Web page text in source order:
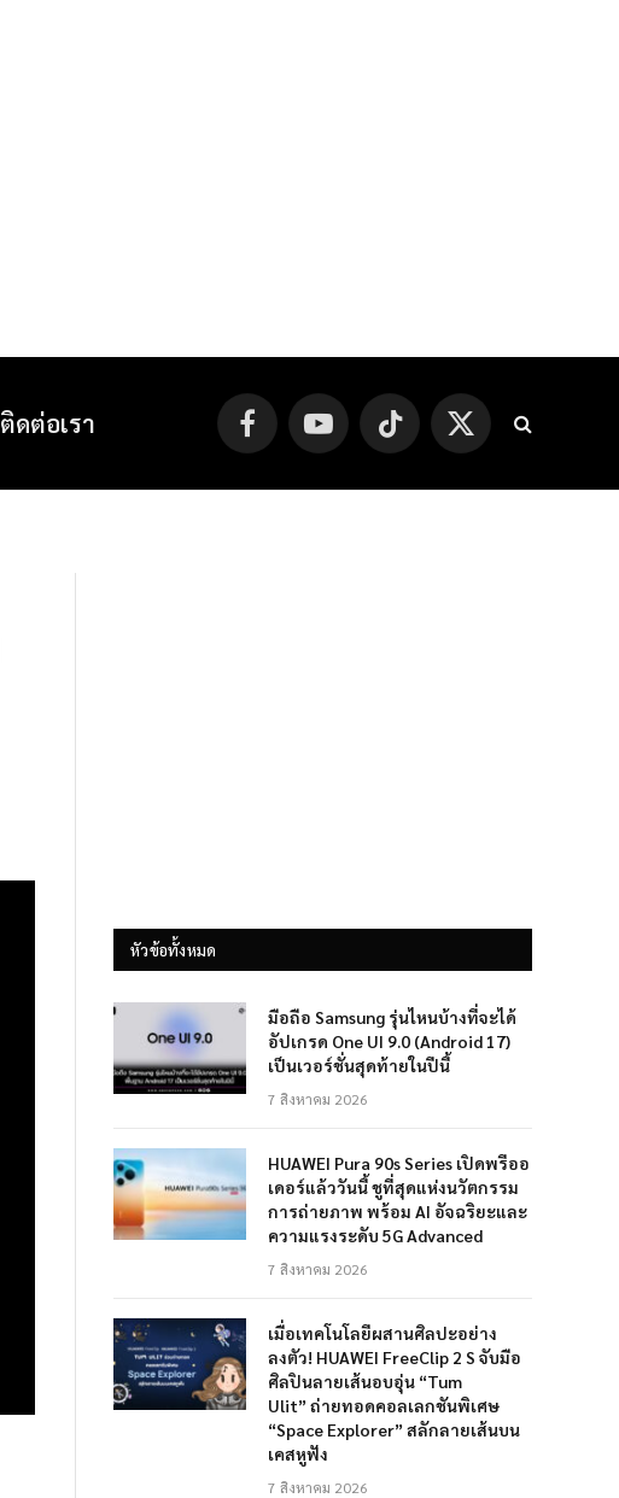
ติดต่อเรา FacebookYouTube TikTok
X
(Twitter)
หัวข้อทั้งหมด
มือถือ Samsung รุ่นไหนบ้างที่จะได้
อัปเกรด One UI 9.0 (Android 17)
เป็นเวอร์ชั่นสุดท้ายในปีนี้
7 สิงหาคม 2026
HUAWEI Pura 90s Series เปิดพรีออ
เดอร์แล้ววันนี้ ชูที่สุดแห่งนวัตกรรม
การถ่ายภาพ พร้อม AI อัจฉริยะและ
ความแรงระดับ 5G Advanced
7 สิงหาคม 2026
เมื่อเทคโนโลยีผสานศิลปะอย่าง
ลงตัว! HUAWEI FreeClip 2 S จับมือ
ศิลปินลายเส้นอบอุ่น “Tum
Ulit” ถ่ายทอดคอลเลกชันพิเศษ
“Space Explorer” สลักลายเส้นบน
เคสหูฟัง
7 สิงหาคม 2026